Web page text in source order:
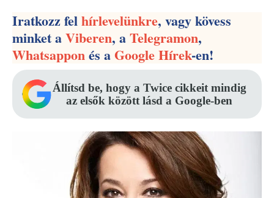
Iratkozz felhírlevelünkre, vagy kövess
minket aViberen, aTelegramon,
Whatsapponés aGoogle Hírek-en!
Állítsd be, hogy a Twice cikkeit mindig
az elsők között lásd a Google-ben